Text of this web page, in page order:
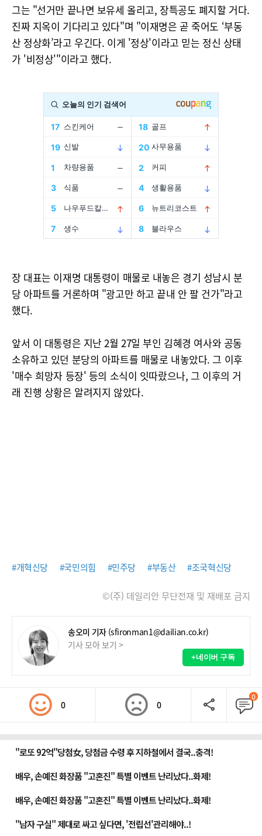
그는 "선거만 끝나면 보유세 올리고, 장특공도 폐지할 거다.
진짜 지옥이 기다리고 있다"며 "이재명은 곧 죽어도 ‘부동
산 정상화’라고 우긴다. 이게 '정상'이라고 믿는 정신 상태
가 '비정상'"이라고 했다.
장 대표는 이재명 대통령이 매물로 내놓은 경기 성남시 분
당 아파트를 거론하며 "광고만 하고 끝내 안 팔 건가"라고
했다.
앞서 이 대통령은 지난 2월 27일 부인 김혜경 여사와 공동
소유하고 있던 분당의 아파트를 매물로 내놓았다. 그 이후
'매수 희망자 등장' 등의 소식이 잇따랐으나, 그 이후의 거
래 진행 상황은 알려지지 않았다.
#개혁신당 #국민의힘 #민주당 #부동산 #조국혁신당
©(주) 데일리안 무단전재 및 재배포 금지
송오미 기자 (sfironman1@dailian.co.kr)
기사 모아 보기 >
+네이버 구독
0 0
0